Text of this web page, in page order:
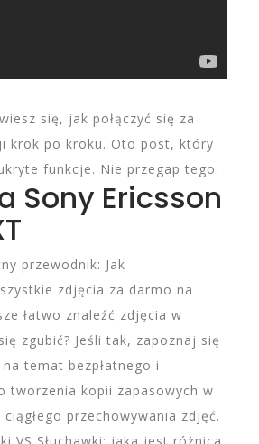
się, jak połączyć się za
krok po kroku. Oto post, który
funkcje. Nie przegap tego.
Sony Ericsson
przewodnik: Jak
zdjęcia za darmo na
łatwo znaleźć zdjęcia w
zgubić? Jeśli tak, zapoznaj się
temat bezpłatnego i
tworzenia kopii zapasowych w
przechowywania zdjęć.